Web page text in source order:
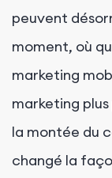
peuvent
moment, où
marketing
marketing
la montée du
changé la